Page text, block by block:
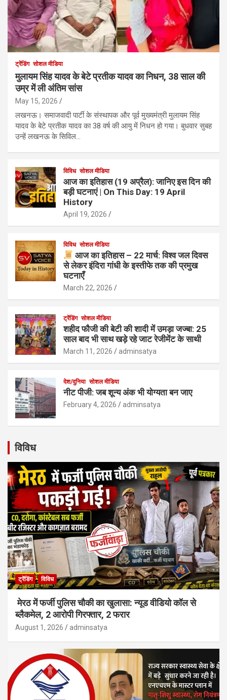
ट्रेंडिंग सोशल मीडिया
मुलायम सिंह यादव के बेटे प्रतीक यादव का निधन, 38 साल की
उम्र में ली अंतिम सांस
May 15, 2026
लखनऊ। समाजवादी पार्टी के संस्थापक और पूर्व मुख्यमंत्री मुलायम सिंह
यादव के बेटे प्रतीक यादव का 38 वर्ष की आयु में निधन हो गया। बुधवार सुबह
उन्हें लखनऊ के सिविल…
विविध सोशल मीडिया
आज का इतिहास (19 अप्रैल): जानिए इस दिन की
बड़ी घटनाएं | On This Day: 19 April
History
April 19, 2026
विविध सोशल मीडिया
आज का इतिहास – 22 मार्च: विश्व जल दिवस
से लेकर इंदिरा गांधी के इस्तीफे तक की प्रमुख
घटनाएँ
March 22, 2026
ट्रेंडिंग सोशल मीडिया
शहीद फौजी की बेटी की शादी में उमड़ा जज्बा: 25
साल बाद भी साथ खड़े रहे जाट रेजीमेंट के साथी
March 11, 2026 adminsatya
देश/दुनिया सोशल मीडिया
नीट पीजी: जब शून्य अंक भी योग्यता बन जाए
February 4, 2026 adminsatya
विविध
ट्रेंडिंग विविध
मेरठ में फर्जी पुलिस चौकी का खुलासा: न्यूड वीडियो कॉल से
ब्लैकमेल, 2 आरोपी गिरफ्तार, 2 फरार
August 1, 2026 adminsatya